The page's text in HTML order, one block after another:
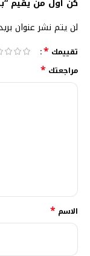
كن أول من يقيم
لن يتم نشر عنوان
تقييمك *
مراجعتك *
الاسم *